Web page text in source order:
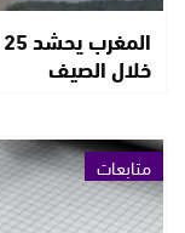
خلال الصيف
متابعات